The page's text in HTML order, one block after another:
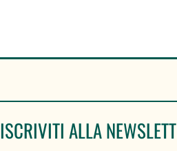
ISCRIVITI ALLA